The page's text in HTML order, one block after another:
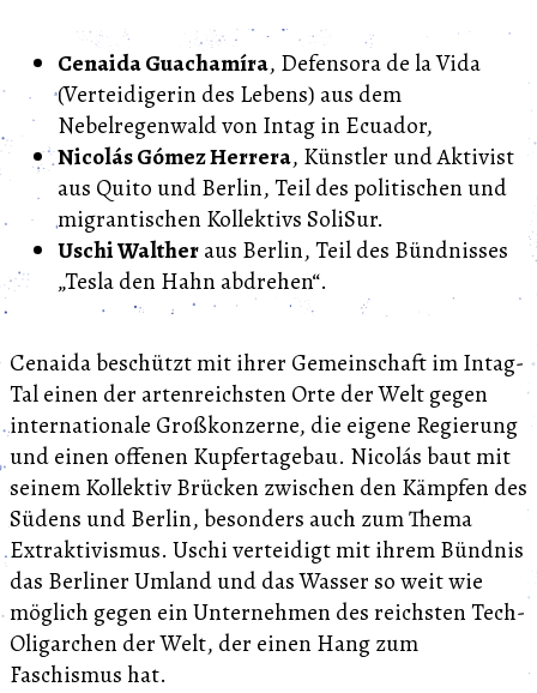
Cenaida Guachamíra, Defensora de la Vida
(Verteidigerin des Lebens) aus dem
Nebelregenwald von Intag in Ecuador,
Nicolás Gómez Herrera, Künstler und Aktivist
aus Quito und Berlin, Teil des politischen und
migrantischen Kollektivs SoliSur.
Uschi Waltheraus Berlin, Teil des Bündnisses
„Tesla den Hahn abdrehen“.
Cenaida beschützt mit ihrer Gemeinschaft im Intag-
Tal einen der artenreichsten Orte der Welt gegen
internationale Großkonzerne, die eigene Regierung
und einen offenen Kupfertagebau. Nicolás baut mit
seinem Kollektiv Brücken zwischen den Kämpfen des
Südens und Berlin, besonders auch zum Thema
Extraktivismus. Uschi verteidigt mit ihrem Bündnis
das Berliner Umland und das Wasser so weit wie
möglich gegen ein Unternehmen des reichsten Tech-
Oligarchen der Welt, der einen Hang zum
Faschismus hat.